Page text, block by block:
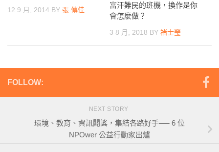
12 9 月, 2014 BY 張 傳佳
富汗難民的班機，換作是你
會怎麼做？
3 8 月, 2018 BY 褚士瑩
FOLLOW:
NEXT STORY
環境、教育、資訊闢謠，集結各路好手── 6 位
NPOwer 公益行動家出爐